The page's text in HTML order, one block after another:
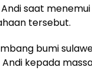
saat
tersebut.
bumi
kepada